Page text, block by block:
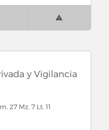
y Vigilancia
27 Mz. 7 Lt. 11